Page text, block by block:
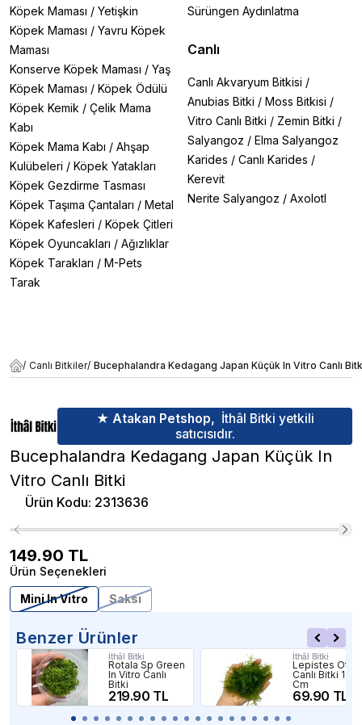
Köpek Maması / Yetişkin
Köpek Maması / Yavru Köpek
Maması
Konserve Köpek Maması / Yaş
Köpek Maması / Köpek Ödülü
Köpek Kemik / Çelik Mama
Kabı
Köpek Mama Kabı / Ahşap
Kulübeleri / Köpek Yatakları
Köpek Gezdirme Tasması
Köpek Taşıma Çantaları / Metal
Köpek Kafesleri / Köpek Çitleri
Köpek Oyuncakları / Ağızlıklar
Köpek Tarakları / M-Pets
Tarak
Sürüngen Aydınlatma
Canlı
Canlı Akvaryum Bitkisi /
Anubias Bitki / Moss Bitkisi /
Vitro Canlı Bitki / Zemin Bitki /
Salyangoz / Elma Salyangoz
Karides / Canlı Karides /
Kerevit
Nerite Salyangoz / Axolotl
/ Canlı Bitkiler/ Bucephalandra Kedagang Japan Küçük In Vitro Canlı
★ Atakan Petshop, İthâl Bitki yetkili
satıcısıdır.
Bucephalandra Kedagang Japan Küçük In
Vitro Canlı Bitki
Ürün Kodu: 2313636
149.90 TL
Ürün Seçenekleri
Mini In Vitro
Saksı
Benzer Ürünler
İthâl Bitki
Rotala Sp Green
In Vitro Canlı
Bitki
219.90 TL
İthâl Bitki
Lepistes Otu
Canlı Bitki
Cm
69.90 TL